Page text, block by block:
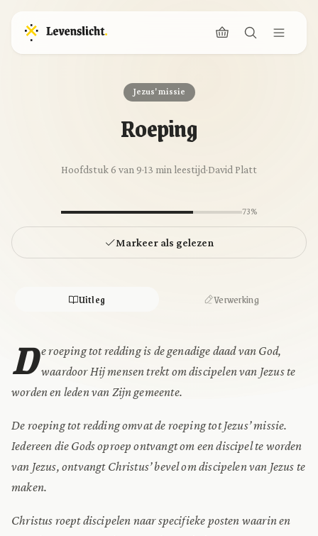
Jezus' missie
Roeping
Hoofdstuk 6 van 9·13 min leestijd·David Platt
73%
Markeer als gelezen
Uitleg Verwerking
D e roeping tot redding is de genadige daad van God,
waardoor Hij mensen trekt om discipelen van Jezus te
worden en leden van Zijn gemeente.
De roeping tot redding omvat de roeping tot Jezus’ missie.
Iedereen die Gods oproep ontvangt om een discipel te worden
van Jezus, ontvangt Christus’ bevel om discipelen van Jezus te
maken.
Christus roept discipelen naar specifieke posten waarin en